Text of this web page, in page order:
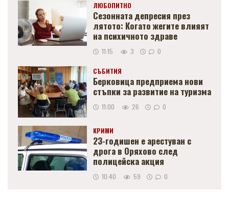
ЛЮБОПИТНО
Сезонната депресия през
лятото: Когато жегите влияят
на психичното здраве
11:15 3 0
СЪБИТИЯ
Берковица предприема нови
стъпки за развитие на туризма
11:00 26 0
КРИМИ
23-годишен е арестуван с
дрога в Оряхово след
полицейска акция
10:40 59 0